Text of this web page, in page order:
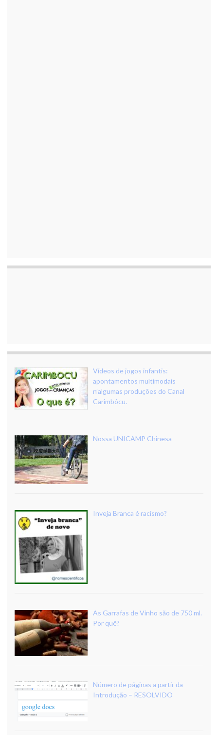
Vídeos de jogos infantis:
apontamentos multimodais
n’algumas produções do Canal
Carimbócu.
Nossa UNICAMP Chinesa
Inveja Branca é racismo?
As Garrafas de Vinho são de 750 ml.
Por quê?
Número de páginas a partir da
Introdução – RESOLVIDO